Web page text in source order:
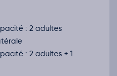
: 2 adultes
: 2 adultes + 1